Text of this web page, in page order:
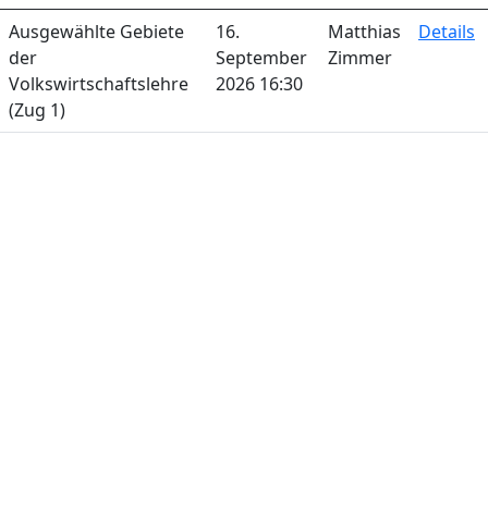
Ausgewählte Gebiete
der
Volkswirtschaftslehre
(Zug 1)
16.
September
2026 16:30
Matthias
Zimmer
Details